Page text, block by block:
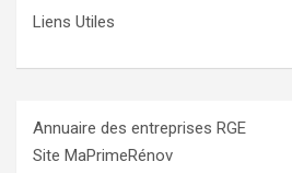
Liens Utiles
Annuaire des entreprises RGE
Site MaPrimeRénov